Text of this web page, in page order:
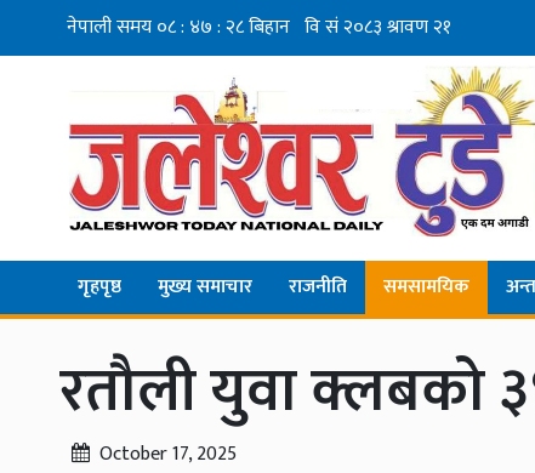
गृहपृष्ठ मुख्य समाचार राजनीति समसामयिक
रतौली युवा क्लबको
October 17, 2025